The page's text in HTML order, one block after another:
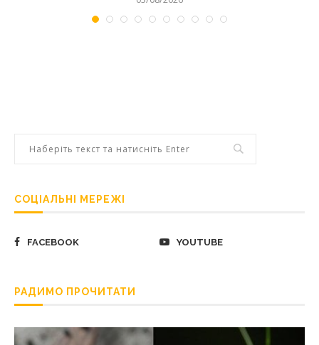
СОЦІАЛЬНІ МЕРЕЖІ
FACEBOOK YOUTUBE
РАДИМО ПРОЧИТАТИ